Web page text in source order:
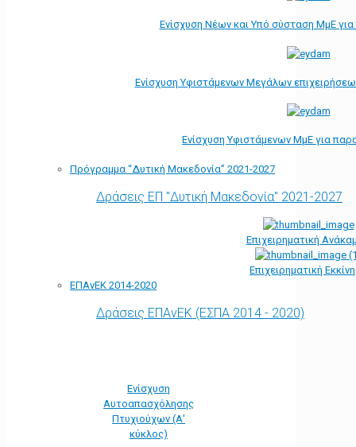
Ενίσχυση Νέων και Υπό σύσταση ΜμΕ
Ενίσχυση Υφιστάμενων Μεγάλων
Ενίσχυση Υφιστάμενων ΜμΕ για
Πρόγραμμα “Δυτική Μακεδονία” 2021-2027
Δράσεις ΕΠ "Δυτική Μακεδονία" 2021-2027
Επιχειρηματική
Επιχειρηματική
ΕΠΑνΕΚ 2014-2020
Δράσεις ΕΠΑνΕΚ (ΕΣΠΑ 2014 - 2020)
Ενίσχυση
Αυτοαπασχόλησης
Πτυχιούχων (Α'
κύκλος)